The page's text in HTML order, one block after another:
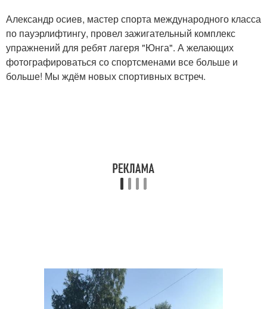
Александр осиев, мастер спорта международного класса
по пауэрлифтингу, провел зажигательный комплекс
упражнений для ребят лагеря "Юнга". А желающих
фотографироваться со спортсменами все больше и
больше! Мы ждём новых спортивных встреч.